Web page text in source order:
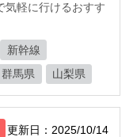
気軽に行けるおすす
新幹線
群馬県 山梨県
更新日：2025/10/14